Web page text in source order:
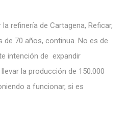
refinería de Cartagena, Reficar,
70 años, continua. No es de
intención de expandir
la producción de 150.000
a funcionar, si es